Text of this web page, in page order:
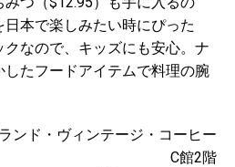
本で楽しみたい時にぴった
クなので、キッズにも安心。ナ
たフードアイテムで料理の腕
ンド・ヴィンテージ・コーヒー
C館2階